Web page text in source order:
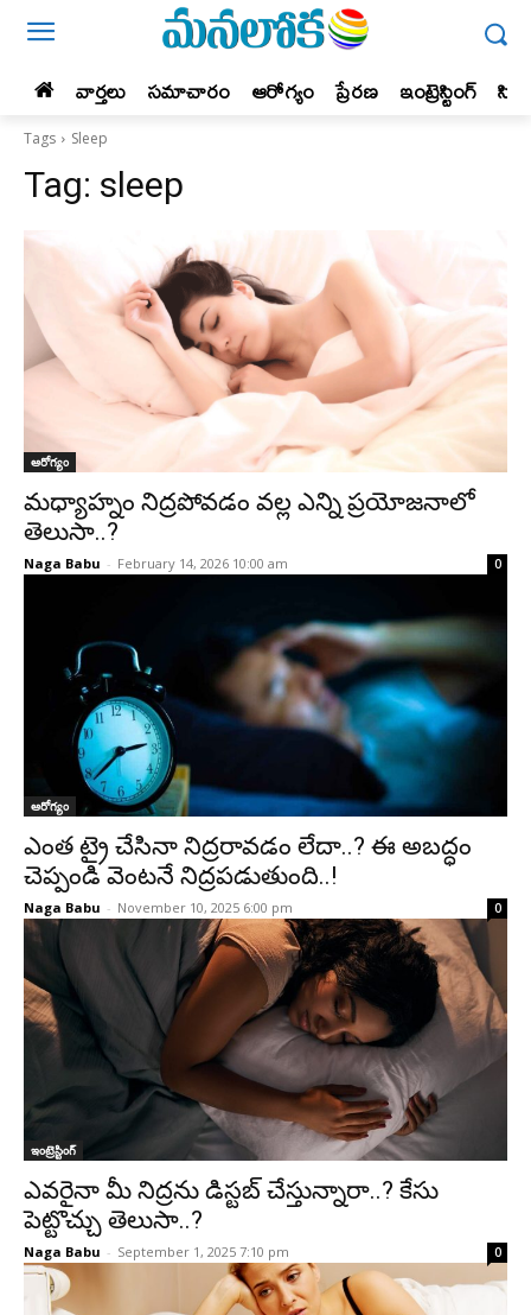
వార్తలు సమాచారం ఆరోగ్యం ప్రేర‌ణ‌ ఇంట్రెస్టింగ్‌
Tags Sleep
Tag: sleep
ఆరోగ్యం
మధ్యాహ్నం నిద్రపోవడం వల్ల ఎన్ని ప్రయోజనాలో
తెలుసా..?
Naga Babu - February 14, 2026 10:00 am 0
ఆరోగ్యం
ఎంత ట్రై చేసినా నిద్రరావడం లేదా..? ఈ అబద్ధం
చెప్పండి వెంటనే నిద్రపడుతుంది..!
Naga Babu - November 10, 2025 6:00 pm 0
ఇంట్రెస్టింగ్‌
ఎవరైనా మీ నిద్రను డిస్టబ్‌ చేస్తున్నారా..? కేసు
పెట్టొచ్చు తెలుసా..?
Naga Babu - September 1, 2025 7:10 pm 0